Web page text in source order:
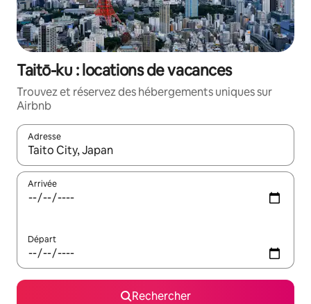
Taitō-ku : locations de vacances
Trouvez et réservez des hébergements uniques sur
Airbnb
Adresse
Lorsque les résultats s'affichent, utilisez les flèches vers le
Arrivée
Départ
Rechercher